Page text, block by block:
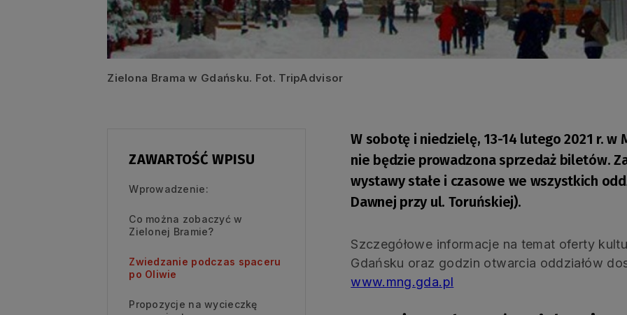
Zielona Brama w Gdańsku. Fot. TripAdvisor
ZAWARTOŚĆ WPISU
Wprowadzenie:
Co można zobaczyć w
Zielonej Bramie?
Zwiedzanie podczas spaceru
po Oliwie
Propozycje na wycieczkę
W sobotę i niedzielę, 13-14 lutego 2021 r. w
nie będzie prowadzona sprzedaż biletów.
wystawy stałe i czasowe we wszystkich
Dawnej przy ul. Toruńskiej).
Szczegółowe informacje na temat oferty
Gdańsku oraz godzin otwarcia oddziałów
www.mng.gda.pl